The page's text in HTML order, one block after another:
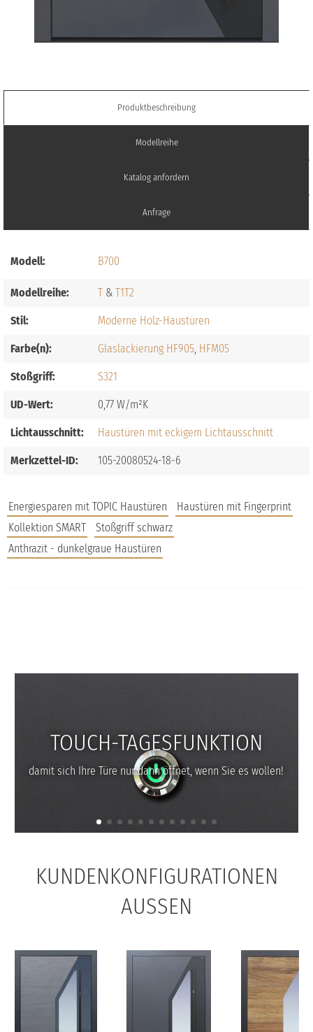
Produktbeschreibung
Modellreihe
Katalog anfordern
Anfrage
Modell: B700
Modellreihe: T T1T2
Stil: Moderne Holz-Haustüren
Farbe(n): Glaslackierung HF905 HFM05
Stoßgriff: S321
UD-Wert: 0,77
Lichtausschnitt: Haustüren mit eckigem Lichtausschnitt
Merkzettel-ID: 105-20080524-18-6
Energiesparen mit TOPIC Haustüren
Haustüren mit Fingerprint
Kollektion SMART
Stoßgriff schwarz
Anthrazit - dunkelgraue Haustüren
UNTERNEHMEN
TOUCH-TAGESFUNKTION
damit sich Ihre Türe nur dann öffnet, wenn Sie es wollen!
KUNDENKONFIGURATIONEN
AUSSEN